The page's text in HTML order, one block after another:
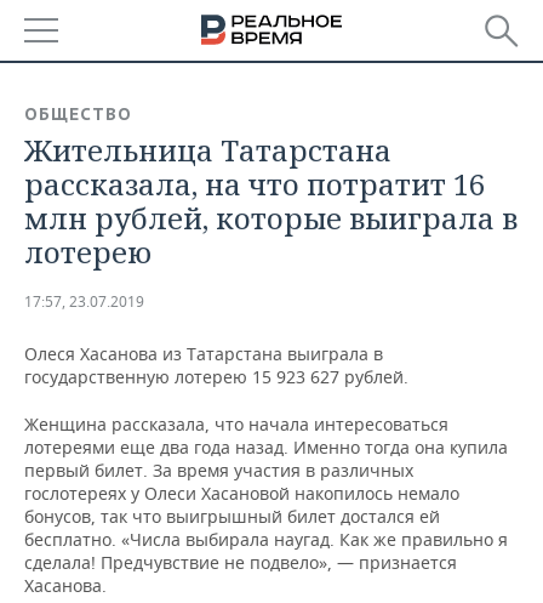
БАШКОРТОСТАН
ТАТАРСТАН
УДМУРТИЯ
НОВОСТИ
АНАЛИТИКА
НОВОСТИ АНАЛИТИКИ
ДЕКЛАРАЦИИ О ДОХОДАХ
КОРОЛИ ГОСЗАКАЗА ПФО
ВУЗЫ ТАТАРСТАНА
КОМУ ПРИНАДЛЕЖАТ
ТОРГОВЫЕ ЦЕНТРЫ
ТАТАРСТАНА
ЭКОНОМИКА
НОВОСТИ ЭКОНОМИКИ
ФИНАНСЫ
БАНКИ
БЮДЖЕТ
ИНВЕСТИЦИИ
ПРОМЫШЛЕННОСТЬ
НОВОСТИ
ПРОМЫШЛЕННОСТИ
АГРОПРОМ
МАШИНОСТРОЕНИЕ
НЕФТЕХИМИЯ
НЕДВИЖИМОСТЬ
НОВОСТИ НЕДВИЖИМОСТИ
АВТО
НОВОСТИ АВТО
БИЗНЕС
НОВОСТИ БИЗНЕСА
РОЗНИЧНАЯ ТОРГОВЛЯ
ТЕХНОЛОГИИ
НОВОСТИ ТЕХНОЛОГИЙ
МЕРОПРИЯТИЯ
ОБЩЕСТВО
Жительница Татарстана
рассказала, на что потратит 16
млн рублей, которые выиграла в
лотерею
17:57, 23.07.2019
Олеся Хасанова из Татарстана выиграла в
государственную лотерею 15 923 627 рублей.
Женщина рассказала, что начала интересоваться
лотереями еще два года назад. Именно тогда она купила
первый билет. За время участия в различных
гослотереях у Олеси Хасановой накопилось немало
бонусов, так что выигрышный билет достался ей
бесплатно. «Числа выбирала наугад. Как же правильно я
сделала! Предчувствие не подвело», — признается
Хасанова.